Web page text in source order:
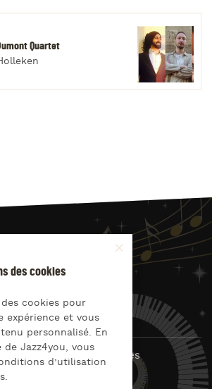
Quartet
2026 Tous droits réservés
des cookies
cookies pour
expérience et vous
personnalisé. En
Jazz4you, vous
d’utilisation